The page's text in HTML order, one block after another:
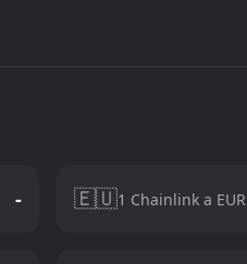
- 🇪🇺1 Chainlink a EUR